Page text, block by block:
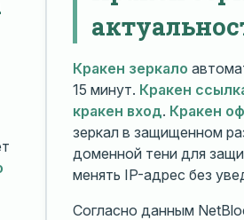
Кракен зеркало
15 минут. Кракен
кракен вход. Кракен
зеркал в защищенном
доменной тени для
менять IP-адрес без
Согласно данным